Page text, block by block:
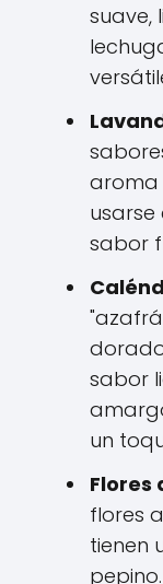
suave,
aroma
sabor
sabor
un
Flores
flores
tienen
pepino.